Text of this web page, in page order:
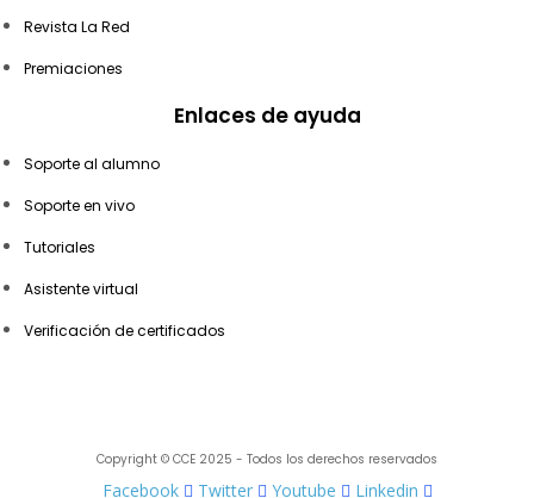
Revista La Red
Premiaciones
Enlaces de ayuda
Soporte al alumno
Soporte en vivo
Tutoriales
Asistente virtual
Verificación de certificados
Copyright © CCE 2025 - Todos los derechos reservados
Facebook Twitter Youtube Linkedin